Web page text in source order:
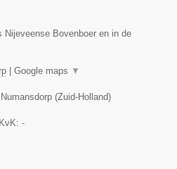
Nijeveense Bovenboer en in de
Google maps ▼
Numansdorp (Zuid-Holland)
-